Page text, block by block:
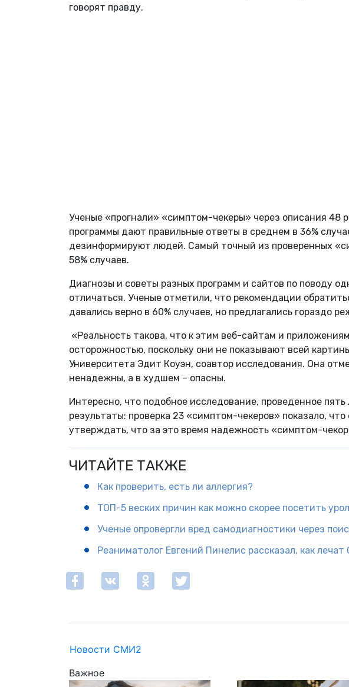
говорят правду.
Ученые «прогнали» «симптом-чекеры» через описания 48
программы дают правильные ответы в среднем в 36%
дезинформируют людей. Самый точный из проверенных
58% случаев.
Диагнозы и советы разных программ и сайтов по поводу
отличаться. Ученые отметили, что рекомендации
давались верно в 60% случаев, но предлагались гораздо
«Реальность такова, что к этим веб-сайтам и
осторожностью, поскольку они не показывают всей
Университета Эдит Коуэн, соавтор исследования. Она
ненадежны, а в худшем – опасны.
Интересно, что подобное исследование, проведенное пять
результаты: проверка 23 «симптом-чекеров» показало,
утверждать, что за это время надежность «симптом-
ЧИТАЙТЕ ТАКЖЕ
Как проверить, есть ли аллергия?
ТОП-5 веских причин как можно скорее посетить
Ученые опровергли вред самодиагностики через
Реаниматолог Евгений Пинелис рассказал, как
Новости СМИ2
Важное